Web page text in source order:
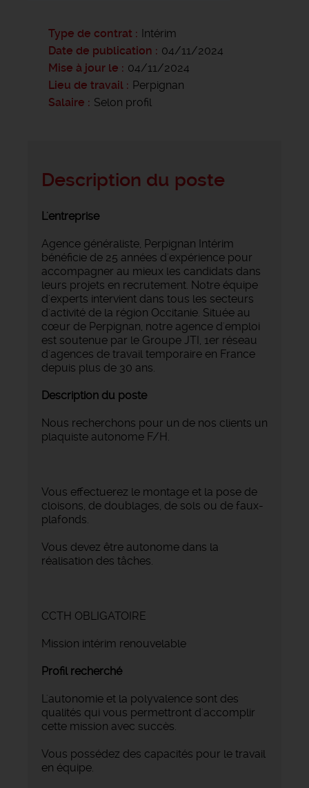
Type de contrat
Intérim
Date de publication
04/11/2024
Mise à jour le
04/11/2024
Lieu de travail
Perpignan
Salaire
Selon profil
Description du poste
L'entreprise
Agence généraliste, Perpignan Intérim
bénéficie de 25 années d'expérience pour
accompagner au mieux les candidats dans
leurs projets en recrutement. Notre équipe
d'experts intervient dans tous les secteurs
d'activité de la région Occitanie. Située au
cœur de Perpignan, notre agence d'emploi
est soutenue par le Groupe JTI, 1er réseau
d'agences de travail temporaire en France
depuis plus de 30 ans.
Description du poste
Nous recherchons pour un de nos clients un
plaquiste autonome F/H.
Vous effectuerez le montage et la pose de
cloisons, de doublages, de sols ou de faux-
plafonds.
Vous devez être autonome dans la
réalisation des tâches.
CCTH OBLIGATOIRE
Mission intérim renouvelable
Profil recherché
L'autonomie et la polyvalence sont des
qualités qui vous permettront d'accomplir
cette mission avec succès.
Vous possédez des capacités pour le travail
en équipe.